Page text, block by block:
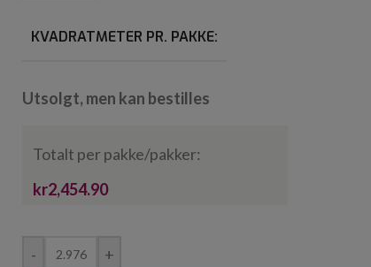
KVADRATMETER PR. PAKKE:
Utsolgt, men kan bestilles
Totalt per pakke/pakker:
kr2,454.90
- +